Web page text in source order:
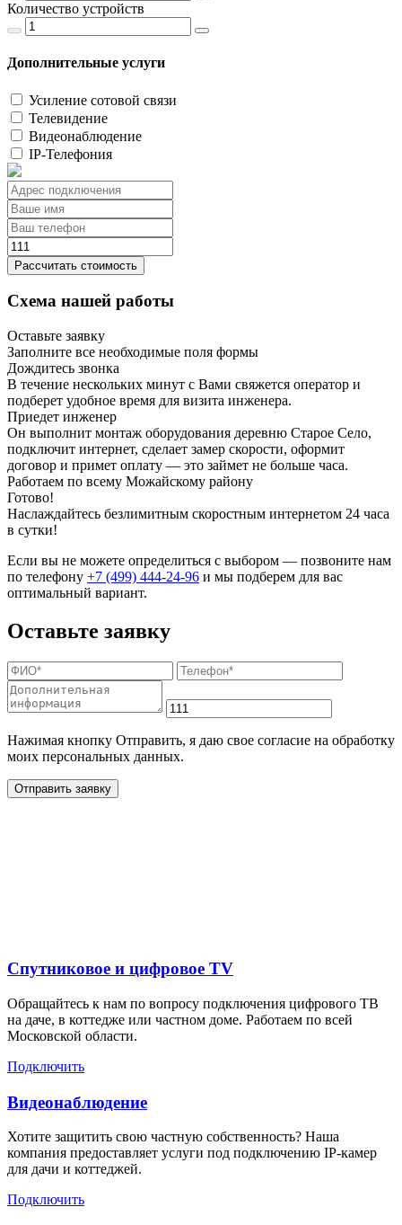
Количество устройств
Дополнительные услуги
Усиление сотовой связи
Телевидение
Видеонаблюдение
IP-Телефония
Рассчитать стоимость
Схема нашей работы
Оставьте заявку
Заполните все необходимые поля формы
Дождитесь звонка
В течение нескольких минут с Вами свяжется оператор и
подберет удобное время для визита инженера.
Приедет инженер
Он выполнит монтаж оборудования деревню Старое Село,
подключит интернет, сделает замер скорости, оформит
договор и примет оплату — это займет не больше часа.
Работаем по всему Можайскому району
Готово!
Наслаждайтесь безлимитным скоростным интернетом 24 часа
в сутки!
Если вы не можете определиться с выбором — позвоните нам
по телефону +7 (499) 444-24-96 и мы подберем для вас
оптимальный вариант.
Оставьте заявку
Нажимая кнопку Отправить, я даю свое согласие на обработку
моих персональных данных.
Отправить заявку
Спутниковое и цифровое TV
Обращайтесь к нам по вопросу подключения цифрового ТВ
на даче, в коттедже или частном доме. Работаем по всей
Московской области.
Подключить
Видеонаблюдение
Хотите защитить свою частную собственность? Наша
компания предоставляет услуги под подключению IP-камер
для дачи и коттеджей.
Подключить